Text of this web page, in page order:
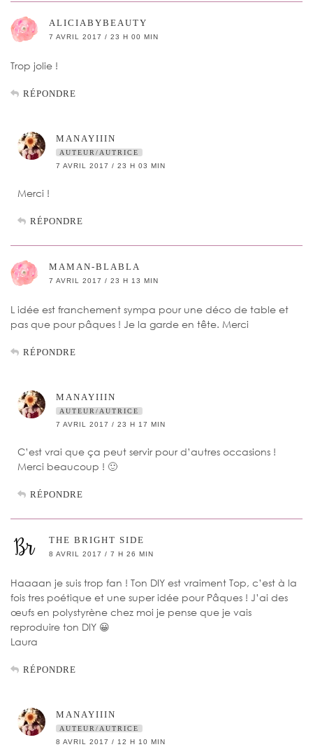
ALICIABYBEAUTY
7 AVRIL 2017 / 23 H 00 MIN
Trop jolie !
RÉPONDRE
MANAYIIIN
AUTEUR/AUTRICE
7 AVRIL 2017 / 23 H 03 MIN
Merci !
RÉPONDRE
MAMAN-BLABLA
7 AVRIL 2017 / 23 H 13 MIN
L idée est franchement sympa pour une déco de table et
pas que pour pâques ! Je la garde en tête. Merci
RÉPONDRE
MANAYIIIN
AUTEUR/AUTRICE
7 AVRIL 2017 / 23 H 17 MIN
C’est vrai que ça peut servir pour d’autres occasions !
Merci beaucoup ! 🙂
RÉPONDRE
THE BRIGHT SIDE
8 AVRIL 2017 / 7 H 26 MIN
Haaaan je suis trop fan ! Ton DIY est vraiment Top, c’est à la
fois tres poétique et une super idée pour Pâques ! J’ai des
œufs en polystyrène chez moi je pense que je vais
reproduire ton DIY 😀
Laura
RÉPONDRE
MANAYIIIN
AUTEUR/AUTRICE
8 AVRIL 2017 / 12 H 10 MIN